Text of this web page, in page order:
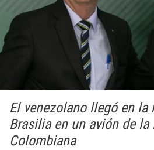
El venezolano llegó en la
Brasilia en un avión de la
Colombiana